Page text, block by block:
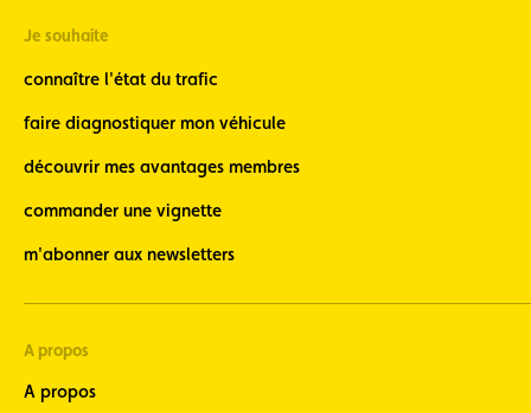
Je souhaite
connaître l'état du trafic
faire diagnostiquer mon véhicule
découvrir mes avantages membres
commander une vignette
m'abonner aux newsletters
A propos
A propos